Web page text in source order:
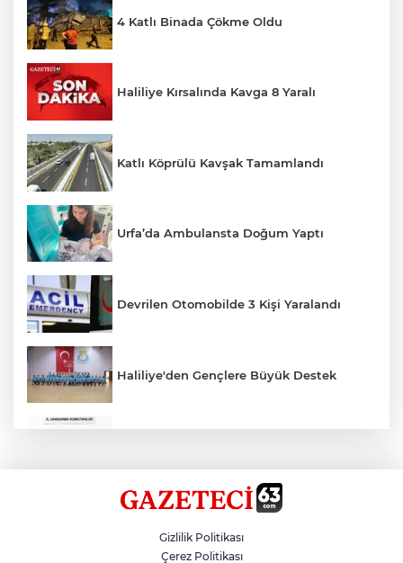
4 Katlı Binada Çökme Oldu
Haliliye Kırsalında Kavga 8 Yaralı
Katlı Köprülü Kavşak Tamamlandı
Urfa’da Ambulansta Doğum Yaptı
Devrilen Otomobilde 3 Kişi Yaralandı
Haliliye'den Gençlere Büyük Destek
Hikmet Başak’tan Ulaşım Çalışması
Gizlilik Politikası
Çerez Politikası